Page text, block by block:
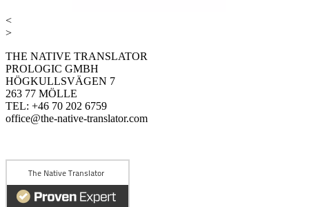
<
>
THE NATIVE TRANSLATOR
PROLOGIC GMBH
HÖGKULLSVÄGEN 7
263 77 MÖLLE
TEL: +46 70 202 6759
office@the-native-translator.com